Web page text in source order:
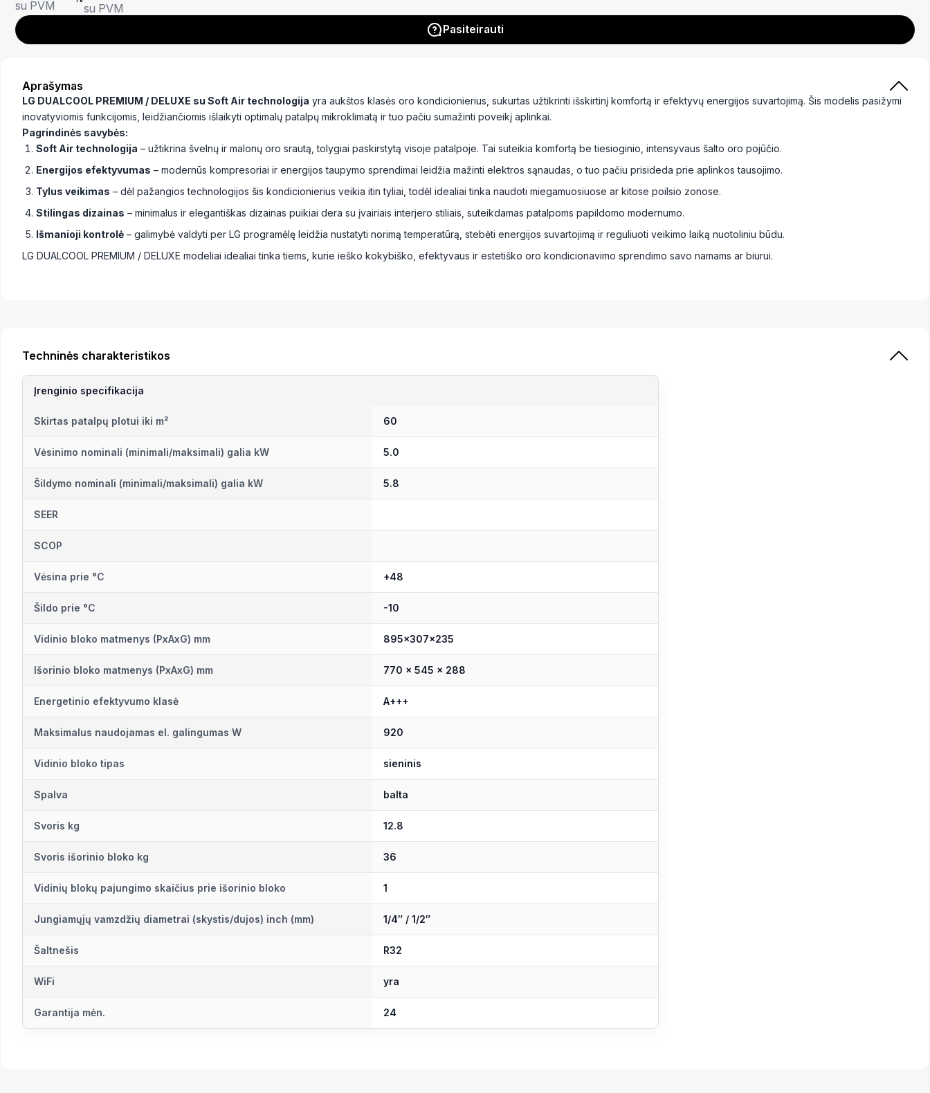
su PVM
su PVM
Pasiteirauti
Aprašymas
LG DUALCOOL PREMIUM / DELUXE su Soft Air technologija yra aukštos klasės oro kondicionierius, sukurtas užtikrinti išskirtinį komfortą ir efektyvų energijos suvartojimą. Šis modelis pasižymi
inovatyviomis funkcijomis, leidžiančiomis išlaikyti optimalų patalpų mikroklimatą ir tuo pačiu sumažinti poveikį aplinkai.
Pagrindinės savybės:
Soft Air technologija – užtikrina švelnų ir malonų oro srautą, tolygiai paskirstytą visoje patalpoje. Tai suteikia komfortą be tiesioginio, intensyvaus šalto oro pojūčio.
Energijos efektyvumas – modernūs kompresoriai ir energijos taupymo sprendimai leidžia mažinti elektros sąnaudas, o tuo pačiu prisideda prie aplinkos tausojimo.
Tylus veikimas – dėl pažangios technologijos šis kondicionierius veikia itin tyliai, todėl idealiai tinka naudoti miegamuosiuose ar kitose poilsio zonose.
Stilingas dizainas – minimalus ir elegantiškas dizainas puikiai dera su įvairiais interjero stiliais, suteikdamas patalpoms papildomo modernumo.
Išmanioji kontrolė – galimybė valdyti per LG programėlę leidžia nustatyti norimą temperatūrą, stebėti energijos suvartojimą ir reguliuoti veikimo laiką nuotoliniu būdu.
LG DUALCOOL PREMIUM / DELUXE modeliai idealiai tinka tiems, kurie ieško kokybiško, efektyvaus ir estetiško oro kondicionavimo sprendimo savo namams ar biurui.
Techninės charakteristikos
Įrenginio specifikacija
Skirtas patalpų plotui iki m² 60
Vėsinimo nominali (minimali/maksimali) galia kW 5.0
Šildymo nominali (minimali/maksimali) galia kW 5.8
SEER
SCOP
Vėsina prie °C +48
Šildo prie °C -10
Vidinio bloko matmenys (PxAxG) mm 895x307x235
Išorinio bloko matmenys (PxAxG) mm 770 x 545 x 288
Energetinio efektyvumo klasė A+++
Maksimalus naudojamas el. galingumas W 920
Vidinio bloko tipas sieninis
Spalva balta
Svoris kg 12.8
Svoris išorinio bloko kg 36
Vidinių blokų pajungimo skaičius prie išorinio bloko 1
Jungiamųjų vamzdžių diametrai (skystis/dujos) inch (mm) 1/4″ / 1/2″
Šaltnešis R32
WiFi yra
Garantija mėn. 24